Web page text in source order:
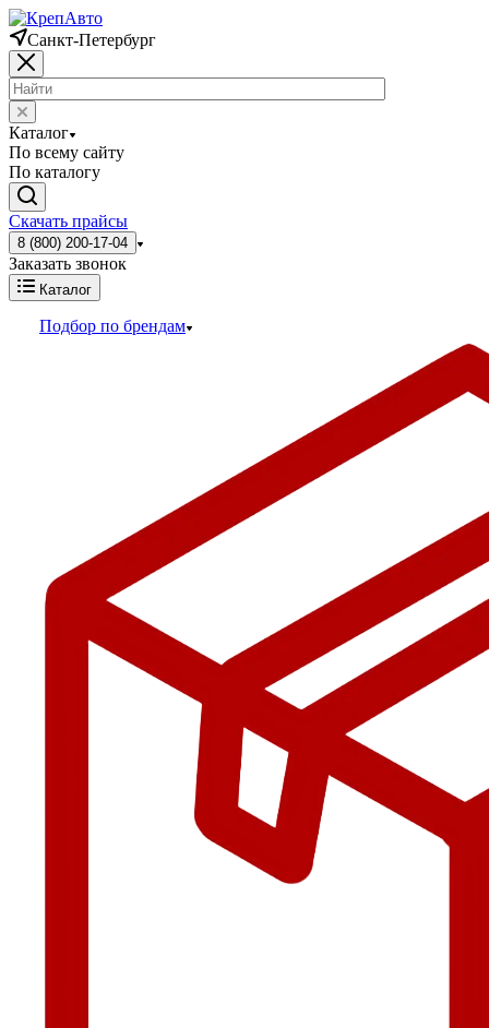
Санкт-Петербург
Каталог
По всему сайту
По каталогу
Скачать прайсы
8 (800) 200-17-04
Заказать звонок
Каталог
Подбор по брендам